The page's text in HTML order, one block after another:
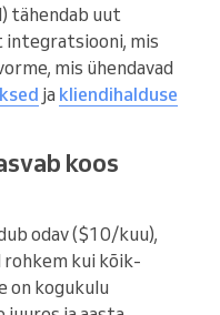
tähendab uut
integratsiooni, mis
mis ühendavad
ja kliendihalduse
koos
odav ($10/kuu),
rohkem kui kõik-
on kogukulu